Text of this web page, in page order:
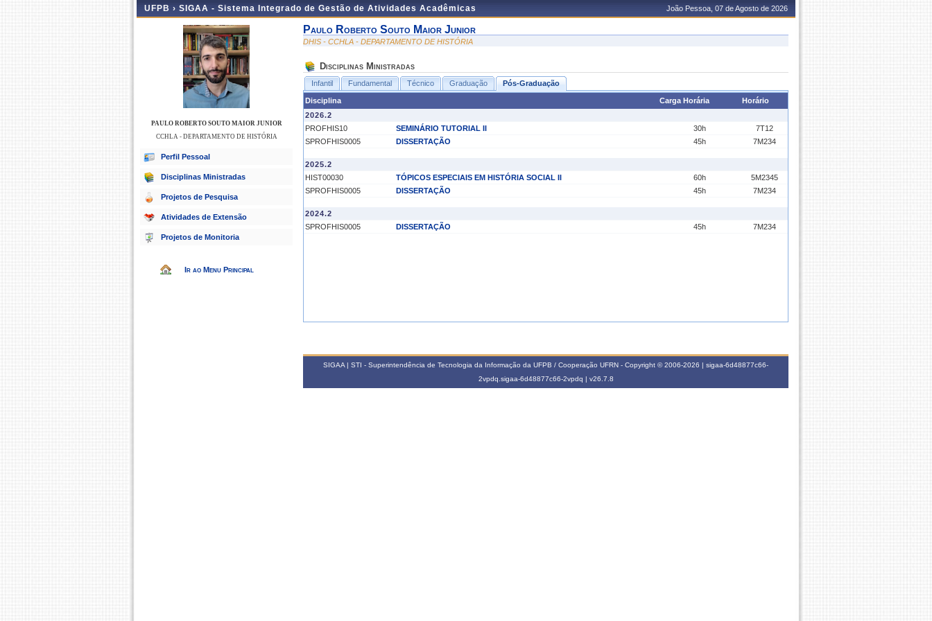
UFPB › SIGAA - Sistema Integrado de Gestão de Atividades Acadêmicas João Pessoa, 07 de Agosto de 2026
PAULO ROBERTO SOUTO MAIOR JUNIOR
CCHLA - DEPARTAMENTO DE HISTÓRIA
Perfil Pessoal
Disciplinas Ministradas
Projetos de Pesquisa
Atividades de Extensão
Projetos de Monitoria
Ir ao Menu Principal
Paulo Roberto Souto Maior Junior
DHIS - CCHLA - DEPARTAMENTO DE HISTÓRIA
Disciplinas Ministradas
Infantil Fundamental Técnico Graduação Pós-Graduação
Disciplina Carga Horária
Horário
2026.2
PROFHIS10
SEMINÁRIO TUTORIAL II 30h
7T12
SPROFHIS0005
DISSERTAÇÃO 45h 7M234
2025.2
HIST00030
TÓPICOS ESPECIAIS EM HISTÓRIA SOCIAL II 60h
5M2345
SPROFHIS0005
DISSERTAÇÃO 45h 7M234
2024.2
SPROFHIS0005
DISSERTAÇÃO 45h 7M234
SIGAA | STI - Superintendência de Tecnologia da Informação da UFPB / Cooperação UFRN - Copyright © 2006-2026 | sigaa-6d48877c66-
2vpdq.sigaa-6d48877c66-2vpdq | v26.7.8